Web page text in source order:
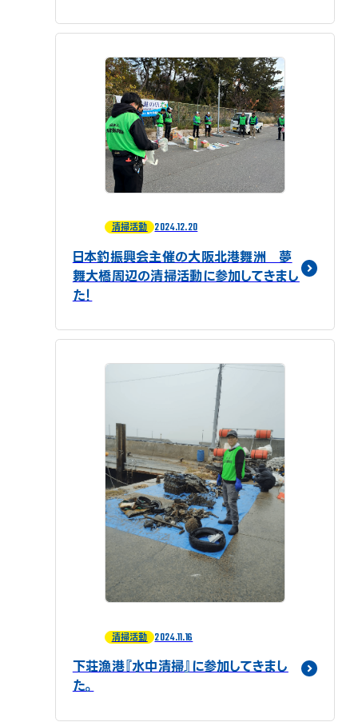
清掃活動 2024.12.20
日本釣振興会主催の大阪北港舞洲 夢
舞大橋周辺の清掃活動に参加してきまし
た！
清掃活動 2024.11.16
下荘漁港『水中清掃』に参加してきまし
た。